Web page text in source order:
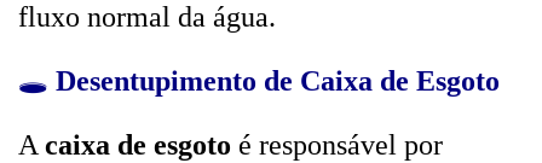
fluxo normal da água.
🕳️ Desentupimento de Caixa de Esgoto
A caixa de esgoto é responsável por